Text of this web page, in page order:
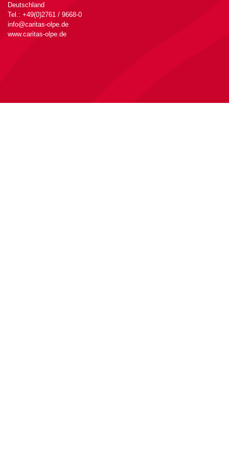
Deutschland
Tel.: +49(0)2761 / 9668-0
info@caritas-olpe.de
www.caritas-olpe.de